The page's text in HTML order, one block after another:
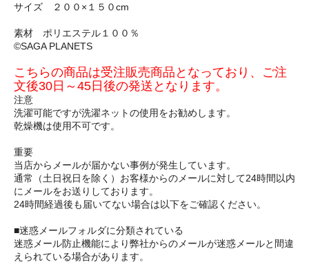
サイズ ２００×１５０cm
素材 ポリエステル１００％
©SAGA PLANETS
こちらの商品は受注販売商品となっており、ご注
文後30日～45日後の発送となります。
注意
洗濯可能ですが洗濯ネットの使用をお勧めします。
乾燥機は使用不可です。
重要
当店からメールが届かない事例が発生しています。
通常（土日祝日を除く）お客様からのメールに対して24時間以内
にメールをお送りしております。
24時間経過後も届いてない場合は以下をご確認ください。
■迷惑メールフォルダに分類されている
迷惑メール防止機能により弊社からのメールが迷惑メールと間違
えられている場合があります。